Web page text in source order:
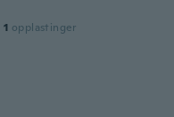
1 opplastinger